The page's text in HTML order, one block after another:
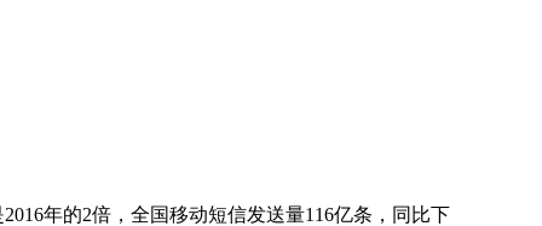
年的2倍，全国移动短信发送量116亿条，同比下